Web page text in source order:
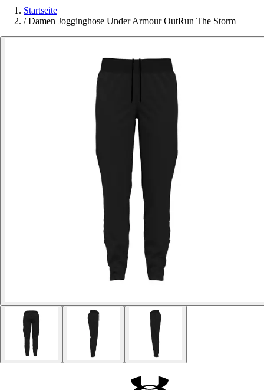
Startseite
/ Damen Jogginghose Under Armour OutRun The Storm